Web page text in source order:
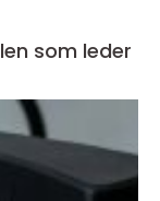
som leder